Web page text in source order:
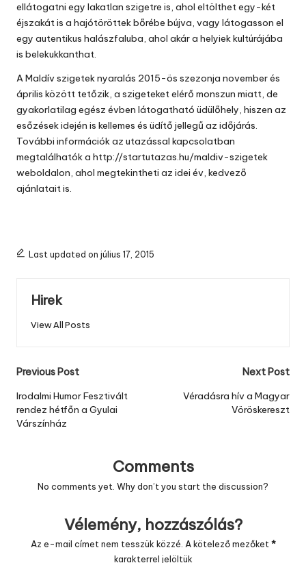
ellátogatni egy lakatlan szigetre is, ahol eltölthet egy-két
éjszakát is a hajótöröttek bőrébe bújva, vagy látogasson el
egy autentikus halászfaluba, ahol akár a helyiek kultúrájába
is belekukkanthat.
A Maldív szigetek nyaralás 2015-ös szezonja november és
április között tetőzik, a szigeteket elérő monszun miatt, de
gyakorlatilag egész évben látogatható üdülőhely, hiszen az
esőzések idején is kellemes és üdítő jellegű az időjárás.
További információk az utazással kapcsolatban
megtalálhatók a http://startutazas.hu/maldiv-szigetek
weboldalon, ahol megtekintheti az idei év, kedvező
ajánlatait is.
Last updated on július 17, 2015
Hirek
View All Posts
Post
navigation
Previous Post
Irodalmi Humor Fesztivált
rendez hétfőn a Gyulai
Várszínház
Next Post
Véradásra hív a Magyar
Vöröskereszt
Comments
No comments yet. Why don’t you start the discussion?
Vélemény, hozzászólás?
Az e-mail címet nem tesszük közzé. A kötelező mezőket*
karakterrel jelöltük